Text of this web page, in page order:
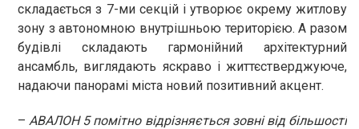
складається з 7-ми секцій і утворює окрему житлову
зону з автономною внутрішньою територією. А разом
будівлі складають гармонійний архітектурний
ансамбль, виглядають яскраво і життєстверджуюче,
надаючи панорамі міста новий позитивний акцент.
– АВАЛОН 5 помітно відрізняється зовні від більшості